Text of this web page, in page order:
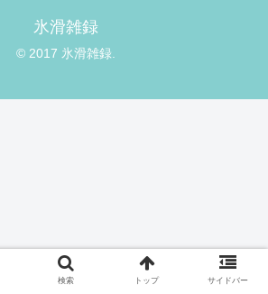
氷滑雑録
© 2017 氷滑雑録.
検索 トップ サイドバー